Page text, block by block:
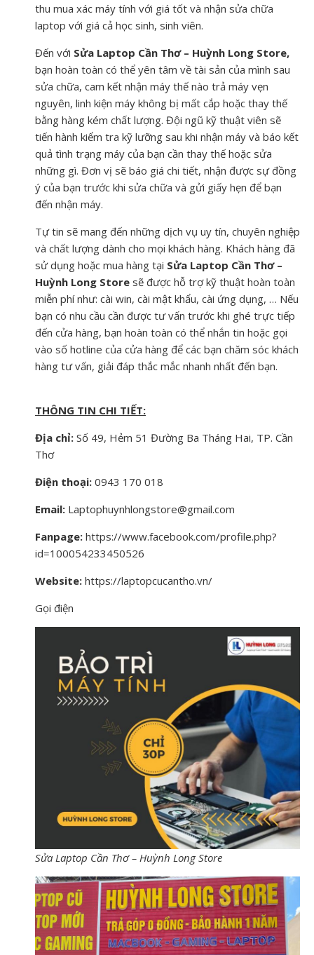
thu mua xác máy tính với giá tốt và nhận sửa chữa
laptop với giá cả học sinh, sinh viên.
Đến với Sửa Laptop Cần Thơ – Huỳnh Long Store,
bạn hoàn toàn có thể yên tâm về tài sản của mình sau
sửa chữa, cam kết nhận máy thế nào trả máy vẹn
nguyên, linh kiện máy không bị mất cắp hoặc thay thế
bằng hàng kém chất lượng. Đội ngũ kỹ thuật viên sẽ
tiến hành kiểm tra kỹ lưỡng sau khi nhận máy và báo kết
quả tình trạng máy của bạn cần thay thế hoặc sửa
những gì. Đơn vị sẽ báo giá chi tiết, nhận được sự đồng
ý của bạn trước khi sửa chữa và gửi giấy hẹn để bạn
đến nhận máy.
Tự tin sẽ mang đến những dịch vụ uy tín, chuyên nghiệp
và chất lượng dành cho mọi khách hàng. Khách hàng đã
sử dụng hoặc mua hàng tại Sửa Laptop Cần Thơ –
Huỳnh Long Store sẽ được hỗ trợ kỹ thuật hoàn toàn
miễn phí như: cài win, cài mật khẩu, cài ứng dụng, … Nếu
bạn có nhu cầu cần được tư vấn trước khi ghé trực tiếp
đến cửa hàng, bạn hoàn toàn có thể nhắn tin hoặc gọi
vào số hotline của cửa hàng để các bạn chăm sóc khách
hàng tư vấn, giải đáp thắc mắc nhanh nhất đến bạn.
THÔNG TIN CHI TIẾT:
Địa chỉ: Số 49, Hẻm 51 Đường Ba Tháng Hai, TP. Cần
Thơ
Điện thoại: 0943 170 018
Email: Laptophuynhlongstore@gmail.com
Fanpage: https://www.facebook.com/profile.php?
id=100054233450526
Website: https://laptopcucantho.vn/
Gọi điện
Sửa Laptop Cần Thơ – Huỳnh Long Store